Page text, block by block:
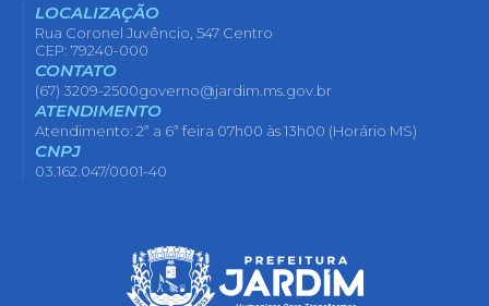
LOCALIZAÇÃO
Rua Coronel Juvêncio, 547 Centro
CEP: 79240-000
CONTATO
(67) 3209-2500governo@jardim.ms.gov.br
ATENDIMENTO
Atendimento: 2ª a 6ª feira 07h00 às 13h00 (Horário MS)
CNPJ
03.162.047/0001-40